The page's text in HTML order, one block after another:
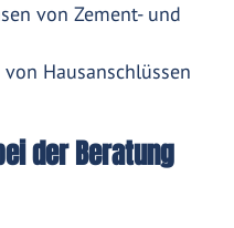
von Zement- und
Hausanschlüssen
der Beratung